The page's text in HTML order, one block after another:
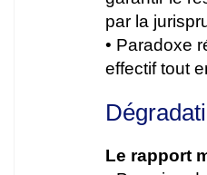
par la
• Paradoxe
effectif tout
Le rapport